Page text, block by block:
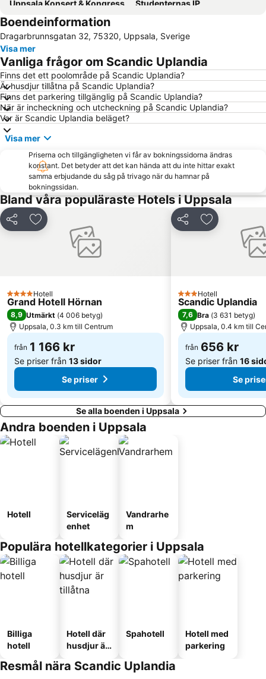
Uppsala Konsert & Kongress
Studenternas IP
Gamla Uppsala
Uppsala slott
Linnés Hammarby
Dome
Uppsala Reggae Festival
Sista April
Linnéträdgården
Grönsöö slott
Gamla Uppsala högar
Boendeinformation
Dragarbrunnsgatan 32, 75320, Uppsala, Sverige
Visa mer
Vanliga frågor om Scandic Uplandia
Finns det ett poolområde på Scandic Uplandia?
Är husdjur tillåtna på Scandic Uplandia?
Finns det parkering tillgänglig på Scandic Uplandia?
När är incheckning och utcheckning på Scandic Uplandia?
Var är Scandic Uplandia beläget?
Visa mer
Priserna och tillgängligheten vi får av bokningssidorna ändras
konstant. Det betyder att det kan hända att du inte hittar exakt
samma erbjudande du såg på trivago när du hamnar på
bokningssidan.
Bland våra populäraste Hotels i Uppsala
Dela Lägg till i Mina Favoriter
4 Stjärnor
Hotell
Grand Hotell Hörnan
8,9 Utmärkt (4 006 betyg)
Uppsala, 0.3 km till Centrum
från 1 166 kr
Se priser från 13 sidor
Se priser
Dela Lägg till i
3 Stjärnor
Hotell
Scandic Uplandia
7,6 Bra (3 631 betyg)
Uppsala, 0.4 km till
från 656 kr
Se priser från 16
Se
Se alla boenden i Uppsala
Andra boenden i Uppsala
Hotell
Serviceläg
enhet
Vandrarhe
m
Populära hotellkategorier i Uppsala
Billiga
hotell
Hotell där
husdjur är
Spahotell
Hotell med
parkering
Resmål nära Scandic Uplandia